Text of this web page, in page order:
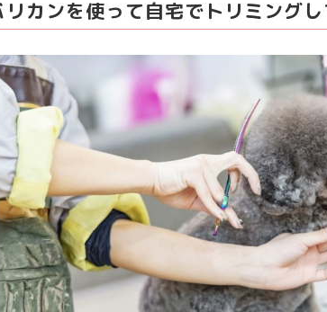
カンを使って自宅でトリミングし